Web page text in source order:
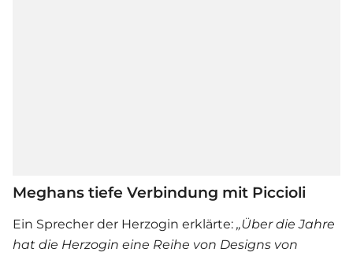
Meghans tiefe Verbindung mit Piccioli
Ein Sprecher der Herzogin erklärte: „Über die Jahre
hat die Herzogin eine Reihe von Designs von